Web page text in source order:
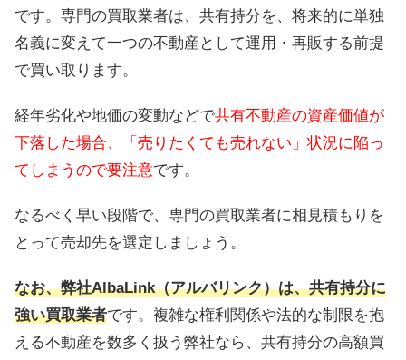
です。専門の買取業者は、共有持分を、将来的に単独
名義に変えて一つの不動産として運用・再販する前提
で買い取ります。
経年劣化や地価の変動などで共有不動産の資産価値が
下落した場合、「売りたくても売れない」状況に陥っ
てしまうので要注意です。
なるべく早い段階で、専門の買取業者に相見積もりを
とって売却先を選定しましょう。
なお、弊社AlbaLink（アルバリンク）は、共有持分に
強い買取業者です。複雑な権利関係や法的な制限を抱
える不動産を数多く扱う弊社なら、共有持分の高額買